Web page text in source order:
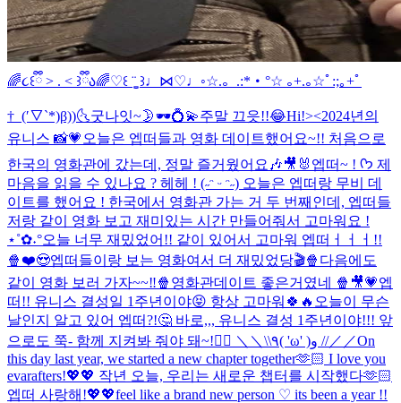
🌈૮꒰ྀི > . < ꒱ྀིა🌈♡꒰ ¨̮͚ ꒱♩⋈♡♩◦☆.。.:*・°☆ ｡+.｡☆ﾟ:;｡+ﾟ
†_(′▽`*)β))🌜굿나잇~🌛🕶️💍💫주말 끄읏!!😂Hi!><2024년의
유니스 📸💗 오늘은 엡떠들과 영화 데이트했어요~!! 처음으로
한국의 영화관에 갔는데, 정말 즐거웠어요🎶🎥🐰 엡떠~ ! ᡣ𐭩 제
마음을 읽을 수 있나요 ? 헤헤 ! (˶ᵔ ᵕ ᵔ˶) 오늘은 엡떠랑 무비 데
이트를 했어요 ! 한국에서 영화관 가는 거 두 번째인데, 엡떠들
저랑 같이 영화 보고 재미있는 시간 만들어줘서 고마워요 !
⋆˚✿˖°오늘 너무 재밌었어!! 같이 있어서 고마워 엡떠ㅓㅓㅓ!!
🍿❤️😍엡떠들이랑 보는 영화여서 더 재밌었당🎬🍿 다음에도
같이 영화 보러 가자~~‼️🍿 영화관데이트 좋은거였네 🍿🎥💗엡
떠!! 유니스 결성일 1주년이야😝 항상 고마워🍀🔥 오늘이 무슨
날인지 알고 있어 엡떠?!🤔 바로,,, 유니스 결성 1주년이야!!! 앞
으로도 쭉- 함께 지켜봐 줘야 돼~!❤️‍🔥 ＼＼\\٩( 'ω' )و //／／On
this day last year, we started a new chapter together🫶🏻 I love you
evarafters!💖💖 작년 오늘, 우리는 새로운 챕터를 시작했다🫶🏻
엡떠 사랑해!💖💖feel like a brand new person ♡ its been a year !!